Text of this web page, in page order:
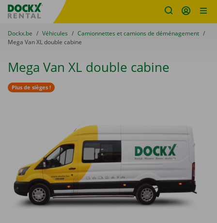
sitename
You are here:
du
Dockx.be to
Véhicules to
Camionnettes et camions de déménagement
Mega Van XL double cabine
Mega Van XL double cabine
Plus de sièges !